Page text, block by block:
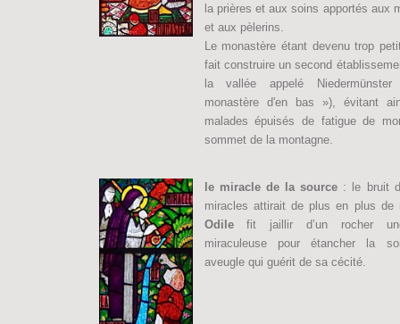
la prières et aux soins apportés aux
et aux pèlerins.
Le monastère étant devenu trop
fait construire un second
la vallée appelé
monastère d'en bas »), évitant
malades épuisés de fatigue de
sommet de la montagne.
le miracle de la source : le bruit
miracles attirait de plus en plus de
Odilefit jaillir d’un rocher
miraculeuse pour étancher la
aveugle qui guérit de sa cécité.